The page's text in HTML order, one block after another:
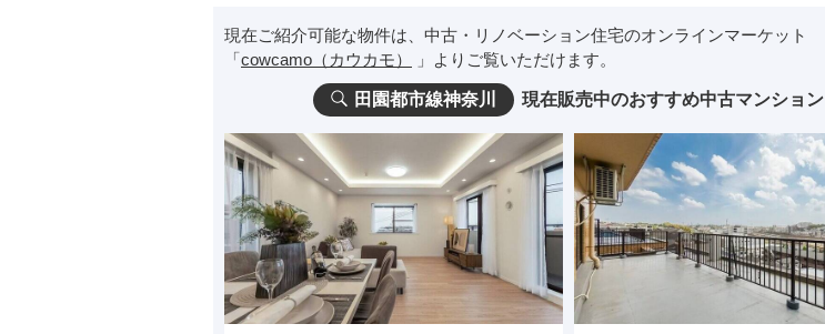
現在ご紹介可能な物件は、中古・リノベーション住宅のオンラインマーケット
「cowcamo（カウカモ） 」よりご覧いただけます。
田園都市線神奈川 現在販売中のおすすめ中古マンション